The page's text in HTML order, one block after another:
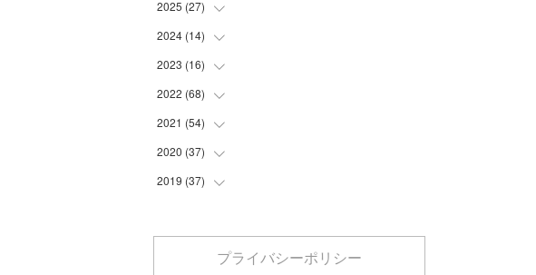
(2
(1
(6
(8
2025 (27)
(1
(4
(16
)
(1
(5
2024 (14)
(3
(1
(10 )
2023 (16)
(4
(5
(2
(3
(1)
2022 (68)
(4
(6
(3
(3)
2021 (54)
(5
(4
(6)
2020 (37)
(6
(7)
2019 (37)
(1)
プライバシーポリシー